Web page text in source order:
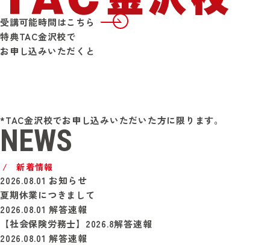
受講可能時間はこちら
特典TAC金沢校で
お申し込みいただくと
*TAC金沢校でお申し込みいただいた方に限ります。
NEWS
新着情報
2026.08.01 お知らせ
夏期休業につきまして
2026.08.01 解答速報
【社会保険労務士】2026.8解答速報
2026.08.01 解答速報